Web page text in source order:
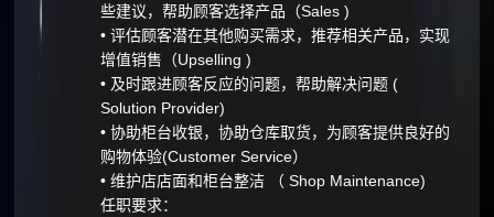
些建议，帮助顾客选择产品（Sales )
• 评估顾客潜在其他购买需求，推荐相关产品，实现
增值销售（Upselling )
• 及时跟进顾客反应的问题，帮助解决问题 (
Solution Provider)
• 协助柜台收银，协助仓库取货，为顾客提供良好的
购物体验(Customer Service）
• 维护店店面和柜台整洁 （ Shop Maintenance)
任职要求：